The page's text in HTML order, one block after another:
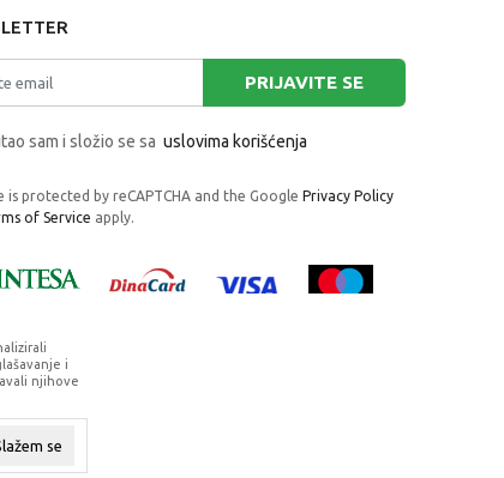
PRIJAVITE SE
sam i složio se sa uslovima korišćenja
is protected by reCAPTCHA and the Google Privacy Policy
of Service apply.
navedeni u okrviru proizvoda, u
u svakom trenutku.
i
njihove
se